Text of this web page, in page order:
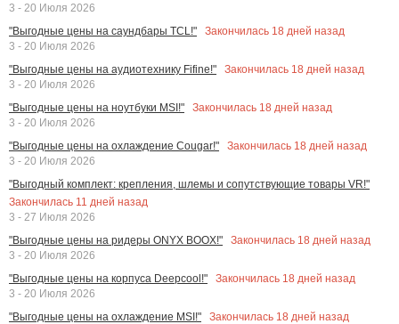
3 - 20 Июля 2026
"Выгодные цены на саундбары TCL!"
Закончилась 18 дней назад
3 - 20 Июля 2026
"Выгодные цены на аудиотехнику Fifine!"
Закончилась 18 дней назад
3 - 20 Июля 2026
"Выгодные цены на ноутбуки MSI!"
Закончилась 18 дней назад
3 - 20 Июля 2026
"Выгодные цены на охлаждение Cougar!"
Закончилась 18 дней назад
3 - 20 Июля 2026
"Выгодный комплект: крепления, шлемы и сопутствующие товары VR!"
Закончилась 11 дней назад
3 - 27 Июля 2026
"Выгодные цены на ридеры ONYX BOOX!"
Закончилась 18 дней назад
3 - 20 Июля 2026
"Выгодные цены на корпуса Deepcool!"
Закончилась 18 дней назад
3 - 20 Июля 2026
"Выгодные цены на охлаждение MSI!"
Закончилась 18 дней назад